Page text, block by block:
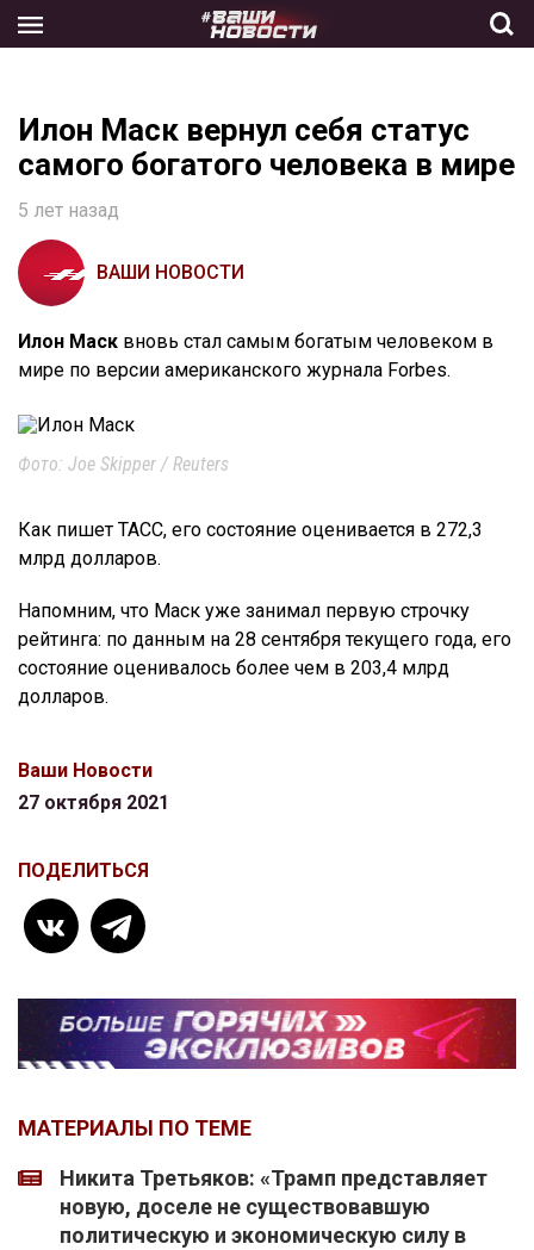
the
Илон Маск вернул себя статус
самого богатого человека в мире
5 лет назад
ВАШИ НОВОСТИ
Илон Маск вновь стал самым богатым человеком в
мире по версии американского журнала Forbes.
Фото: Joe Skipper / Reuters
Как пишет ТАСС, его состояние оценивается в 272,3
млрд долларов.
Напомним, что Маск уже занимал первую строчку
рейтинга: по данным на 28 сентября текущего года, его
состояние оценивалось более чем в 203,4 млрд
долларов.
Ваши Новости
27 октября 2021
ПОДЕЛИТЬСЯ
МАТЕРИАЛЫ ПО ТЕМЕ
Никита Третьяков: «Трамп представляет
новую, доселе не существовавшую
политическую и экономическую силу в